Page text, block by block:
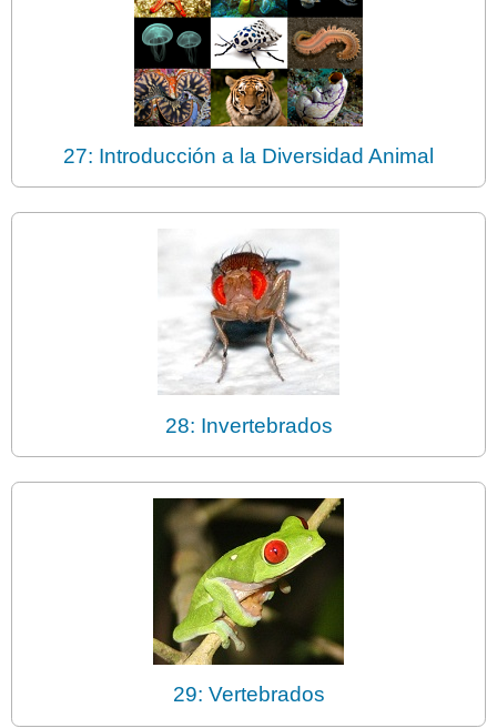
27: Introducción a la Diversidad Animal
28: Invertebrados
29: Vertebrados